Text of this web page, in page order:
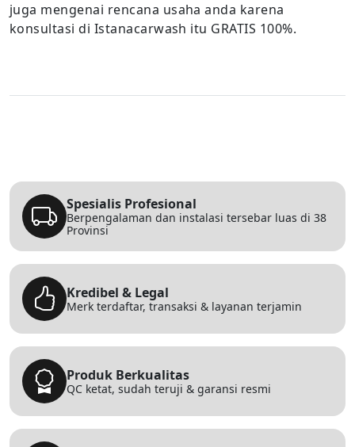
juga mengenai rencana usaha anda karena
konsultasi di Istanacarwash itu GRATIS 100%.
Spesialis Profesional
Berpengalaman dan instalasi tersebar luas di 38
Provinsi
Kredibel & Legal
Merk terdaftar, transaksi & layanan terjamin
Produk Berkualitas
QC ketat, sudah teruji & garansi resmi